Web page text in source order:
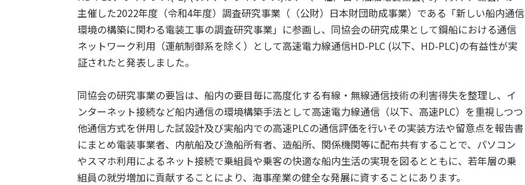
主催した2022年度（令和4年度）調査研究事業（（公財）日本財団助成事業）である「新しい船内通信
環境の構築に関わる電装工事の調査研究事業」に参画し、同協会の研究成果として鋼船における通信
ネットワーク利用（運航制御系を除く）として高速電力線通信HD-PLC (以下、HD-PLC)の有益性が実
証されたと発表しました。
同協会の研究事業の要旨は、船内の要目毎に高度化する有線・無線通信技術の利害得失を整理し、イ
ンターネット接続など船内通信の環境構築手法として高速電力線通信（以下、高速PLC）を重視しつつ
他通信方式を併用した試設計及び実船内での高速PLCの通信評価を行いその実装方法や留意点を報告書
にまとめ電装事業者、内航船及び漁船所有者、造船所、関係機関等に配布共有することで、パソコン
やスマホ利用によるネット接続で乗組員や乗客の快適な船内生活の実現を図るとともに、若年層の乗
組員の就労増加に貢献することにより、海事産業の健全な発展に資することにあります。